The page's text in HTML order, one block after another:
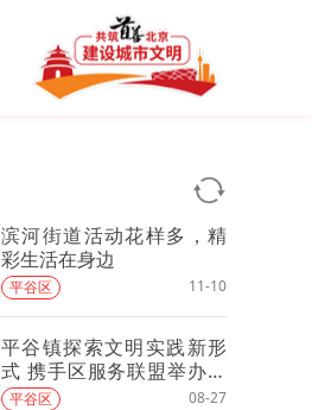
滨河街道活动花样多，精
彩生活在身边
平谷区 11-10
平谷镇探索文明实践新形
式 携手区服务联盟举办商
圈亲子游园会
平谷区 08-27